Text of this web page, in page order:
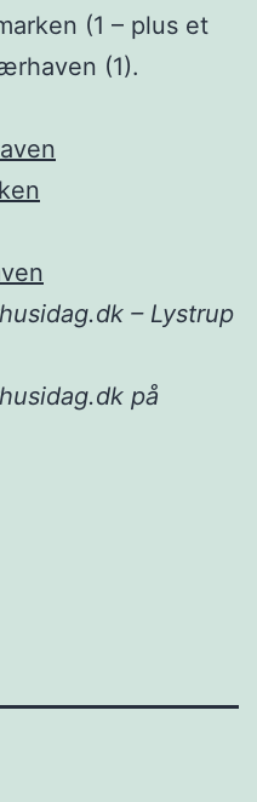
(1 – plus et
(1).
– Lystrup
på